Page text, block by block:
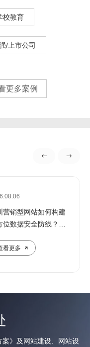
校教育
/上市公司
更多案例
营销型网站如何构建
位数据安全防线？专
看更多
》及网站建设、网站设